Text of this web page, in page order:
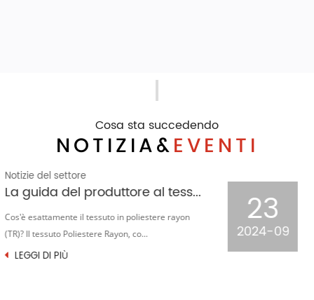
Cosa sta succedendo
NOTIZIA&EVENTI
23
2024-09
Nel vasto cielo stellato dell'industria tessile, il
tessuto jacquard pied de poule lavorato ...